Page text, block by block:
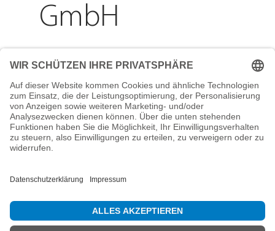
Adresse
Reichenberger Str. 1
84130 Dingolfing
Telefon
info@mountain-sports-
GmbH